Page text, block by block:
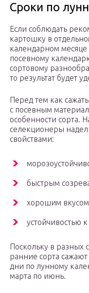
Сроки по
Если соблюдать
картошку в
календарном месяце
посевному
сортовому
то результат будет
Перед тем как
с посевным
особенности сорта.
селекционеры
свойствами:
быстрым
хорошим
устойчивостью
Поскольку в разных
ранние сорта
дни по лунному
марта по июнь.